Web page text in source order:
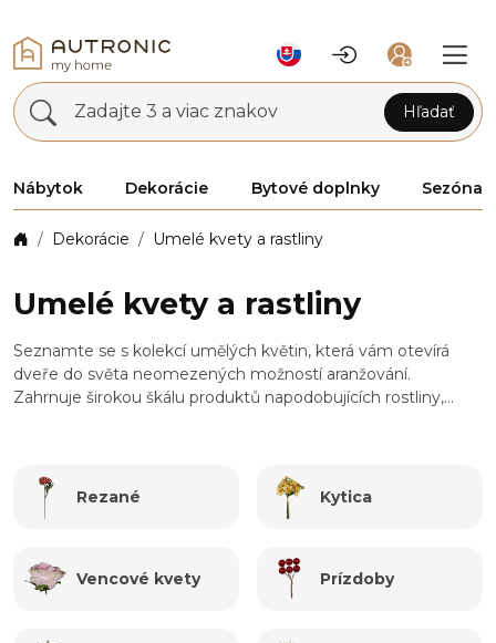
Zadajte 3 a viac znakov Hľadať
Nábytok Dekorácie Bytové doplnky Sezóna
Dekorácie Umelé kvety a rastliny
Umelé kvety a rastliny
Seznamte se s kolekcí umělých květin, která vám otevírá
dveře do světa neomezených možností aranžování.
Zahrnuje širokou škálu produktů napodobujících rostliny,
prostoru příjemné zpestření. S našimi umělými květinami
můžete nekonečně experimentovat, vytvářet úchvatné
místa, příjemnou atmosféru plnou barev a života. Připojte se
k nám a objevte svět nádherných a zároveň trvanlivých
umělých květin, které budou činit natrvalo potěšení vám i
Rezané Kytica
Vencové kvety Prízdoby